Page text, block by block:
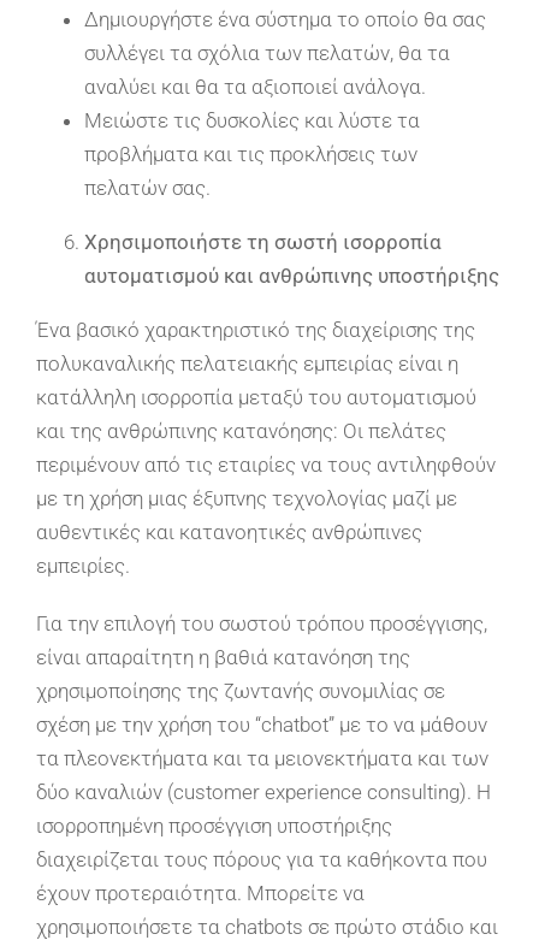
Δημιουργήστε ένα σύστημα το οποίο θα σας
συλλέγει τα σχόλια των πελατών, θα τα
αναλύει και θα τα αξιοποιεί ανάλογα.
Μειώστε τις δυσκολίες και λύστε τα
προβλήματα και τις προκλήσεις των
πελατών σας.
Χρησιμοποιήστε τη σωστή ισορροπία
αυτοματισμού και ανθρώπινης υποστήριξης
Ένα βασικό χαρακτηριστικό της διαχείρισης της
πολυκαναλικής πελατειακής εμπειρίας είναι η
κατάλληλη ισορροπία μεταξύ του αυτοματισμού
και της ανθρώπινης κατανόησης: Οι πελάτες
περιμένουν από τις εταιρίες να τους αντιληφθούν
με τη χρήση μιας έξυπνης τεχνολογίας μαζί με
αυθεντικές και κατανοητικές ανθρώπινες
εμπειρίες.
Για την επιλογή του σωστού τρόπου προσέγγισης,
είναι απαραίτητη η βαθιά κατανόηση της
χρησιμοποίησης της ζωντανής συνομιλίας σε
σχέση με την χρήση του “chatbot” με το να μάθουν
τα πλεονεκτήματα και τα μειονεκτήματα και των
δύο καναλιών (customer experience consulting). Η
ισορροπημένη προσέγγιση υποστήριξης
διαχειρίζεται τους πόρους για τα καθήκοντα που
έχουν προτεραιότητα. Μπορείτε να
χρησιμοποιήσετε τα chatbots σε πρώτο στάδιο και